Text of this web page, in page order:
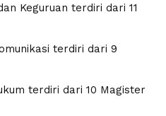
Keguruan terdiri dari 11
terdiri dari 9
terdiri dari 10 Magister